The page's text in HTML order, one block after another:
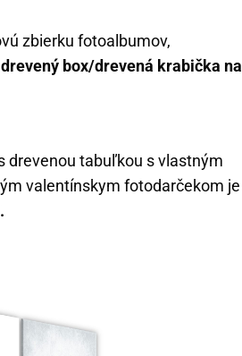
zbierku fotoalbumov,
box/drevená krabička na
drevenou tabuľkou s vlastným
valentínskym fotodarčekom je